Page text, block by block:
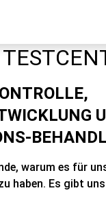
warum es für
haben. Es gibt